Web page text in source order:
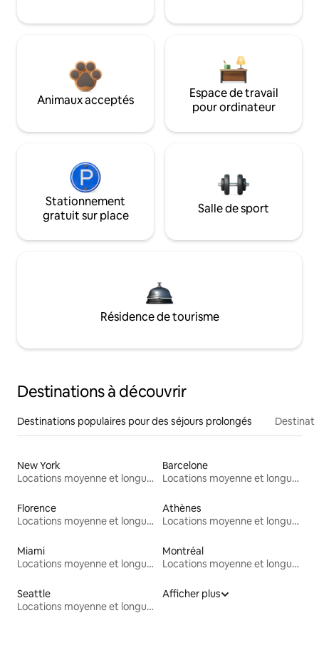
Animaux acceptés
Espace de travail
pour ordinateur
Stationnement
gratuit sur place
Salle de sport
Résidence de tourisme
Destinations à découvrir
Destinations populaires pour des séjours prolongés
New York
Locations moyenne et longue durée
Barcelone
Locations moyenne et longue durée
Florence
Locations moyenne et longue durée
Athènes
Locations moyenne et longue durée
Miami
Locations moyenne et longue durée
Montréal
Locations moyenne et longue durée
Seattle
Locations moyenne et longue durée
Afficher plus